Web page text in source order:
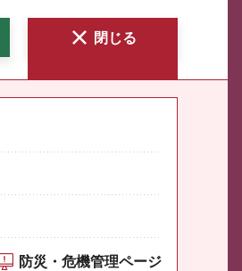
閉じる
防災・危機管理ページ